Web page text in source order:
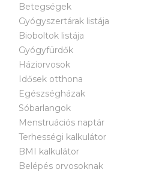
Betegségek
Gyógyszertárak listája
Bioboltok listája
Gyógyfürdők
Háziorvosok
Idősek otthona
Egészségházak
Sóbarlangok
Menstruációs naptár
Terhességi kalkulátor
BMI kalkulátor
Belépés orvosoknak